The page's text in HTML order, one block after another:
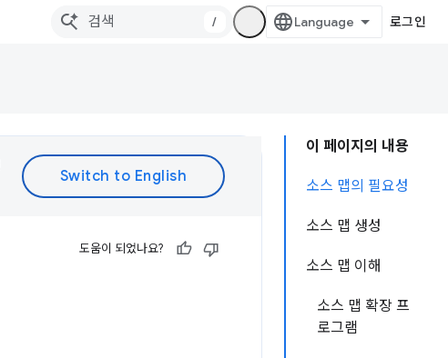
/ 로그인
이 페이지의 내용
소스 맵의 필요성
소스 맵 생성
소스 맵 이해
소스 맵 확장 프
로그램
도움이 되었나요?